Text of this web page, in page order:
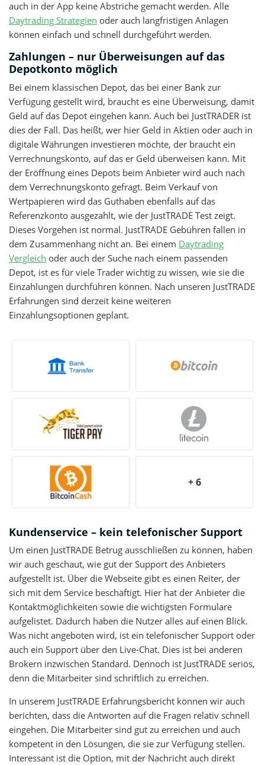
auch in der App keine Abstriche gemacht werden. Alle
Daytrading Strategien oder auch langfristigen Anlagen
können einfach und schnell durchgeführt werden.
Zahlungen – nur Überweisungen auf das
Depotkonto möglich
Bei einem klassischen Depot, das bei einer Bank zur
Verfügung gestellt wird, braucht es eine Überweisung, damit
Geld auf das Depot eingehen kann. Auch bei JustTRADER ist
dies der Fall. Das heißt, wer hier Geld in Aktien oder auch in
digitale Währungen investieren möchte, der braucht ein
Verrechnungskonto, auf das er Geld überweisen kann. Mit
der Eröffnung eines Depots beim Anbieter wird auch nach
dem Verrechnungskonto gefragt. Beim Verkauf von
Wertpapieren wird das Guthaben ebenfalls auf das
Referenzkonto ausgezahlt, wie der JustTRADE Test zeigt.
Dieses Vorgehen ist normal. JustTRADE Gebühren fallen in
dem Zusammenhang nicht an. Bei einem Daytrading
Vergleich oder auch der Suche nach einem passenden
Depot, ist es für viele Trader wichtig zu wissen, wie sie die
Einzahlungen durchführen können. Nach unseren JustTRADE
Erfahrungen sind derzeit keine weiteren
Einzahlungsoptionen geplant.
+ 6
Kundenservice – kein telefonischer Support
Um einen JustTRADE Betrug ausschließen zu können, haben
wir auch geschaut, wie gut der Support des Anbieters
aufgestellt ist. Über die Webseite gibt es einen Reiter, der
sich mit dem Service beschäftigt. Hier hat der Anbieter die
Kontaktmöglichkeiten sowie die wichtigsten Formulare
aufgelistet. Dadurch haben die Nutzer alles auf einen Blick.
Was nicht angeboten wird, ist ein telefonischer Support oder
auch ein Support über den Live-Chat. Dies ist bei anderen
Brokern inzwischen Standard. Dennoch ist JustTRADE seriös,
denn die Mitarbeiter sind schriftlich zu erreichen.
In unserem JustTRADE Erfahrungsbericht können wir auch
berichten, dass die Antworten auf die Fragen relativ schnell
eingehen. Die Mitarbeiter sind gut zu erreichen und auch
kompetent in den Lösungen, die sie zur Verfügung stellen.
Interessant ist die Option, mit der Nachricht auch direkt